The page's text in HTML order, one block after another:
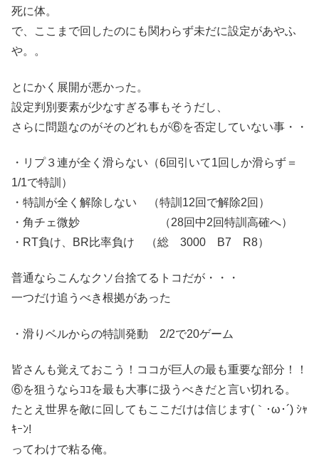
死に体。
で、ここまで回したのにも関わらず未だに設定があやふ
や。。
とにかく展開が悪かった。
設定判別要素が少なすぎる事もそうだし、
さらに問題なのがそのどれもが⑥を否定していない事・・
・リプ３連が全く滑らない（6回引いて1回しか滑らず＝
1/1で特訓）
・特訓が全く解除しない （特訓12回で解除2回）
・角チェ微妙 （28回中2回特訓高確へ）
・RT負け、BR比率負け （総 3000 B7 R8）
普通ならこんなクソ台捨てるトコだが・・・
一つだけ追うべき根拠があった
・滑りベルからの特訓発動 2/2で20ゲーム
皆さんも覚えておこう！ココが巨人の最も重要な部分！！
⑥を狙うならｺｺを最も大事に扱うべきだと言い切れる。
たとえ世界を敵に回してもここだけは信じます(｀･ω･´) ｼｬ
ｷｰﾝ!
ってわけで粘る俺。